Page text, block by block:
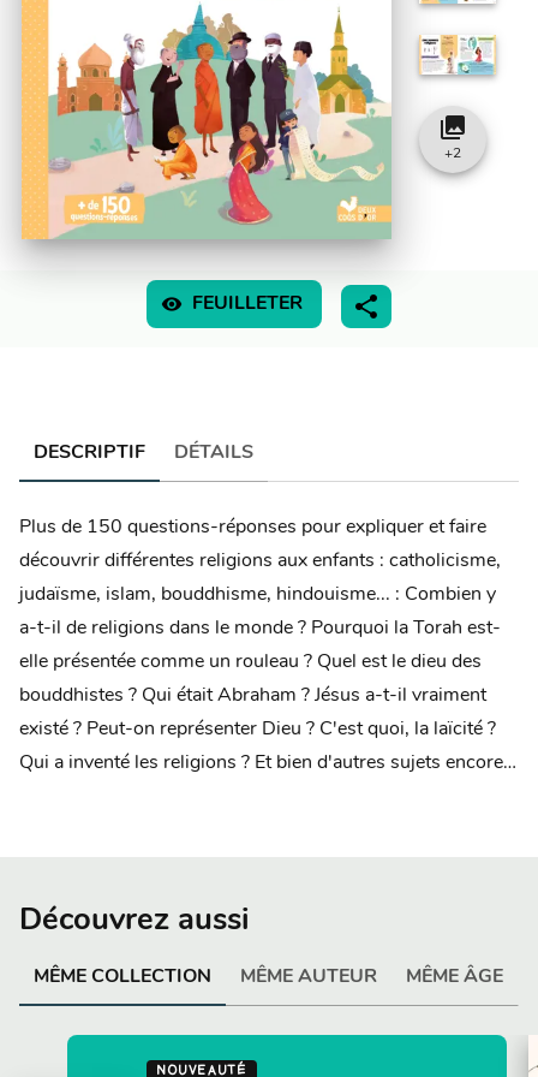
visibility FEUILLETER
collections
+2
DESCRIPTIF DÉTAILS
Plus de 150 questions-réponses pour expliquer et faire
découvrir différentes religions aux enfants : catholicisme,
judaïsme, islam, bouddhisme, hindouisme... : Combien y
a-t-il de religions dans le monde ? Pourquoi la Torah est-
elle présentée comme un rouleau ? Quel est le dieu des
bouddhistes ? Qui était Abraham ? Jésus a-t-il vraiment
existé ? Peut-on représenter Dieu ? C'est quoi, la laïcité ?
Qui a inventé les religions ? Et bien d'autres sujets encore…
Découvrez aussi
MÊME COLLECTION MÊME AUTEUR MÊME ÂGE
NOUVEAUTÉ